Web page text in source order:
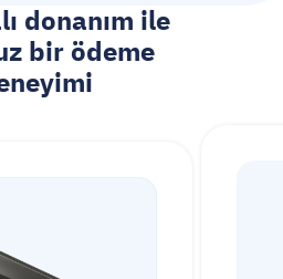
donanım ile
bir ödeme